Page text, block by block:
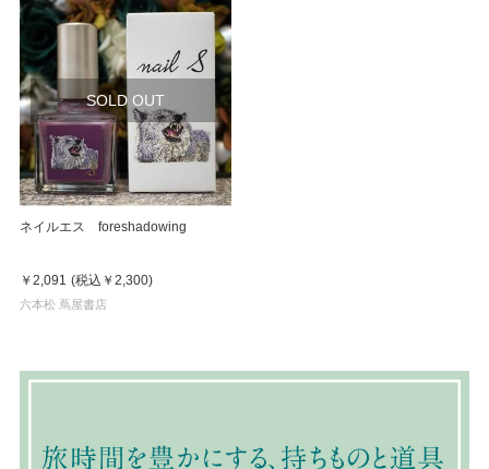
SOLD OUT
ネイルエス foreshadowing
￥2,091 (税込 ￥2,300)
六本松 蔦屋書店